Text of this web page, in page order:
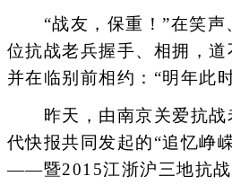
“战友，保重！”在笑声
位抗战老兵握手、相拥，道
并在临别前相约：“明年此
昨天，由南京关爱抗战
代快报共同发起的“追忆峥
——暨2015江浙沪三地抗战